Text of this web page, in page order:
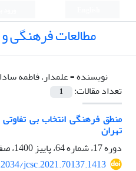
مطالعات فرهنگی
نویسنده =علمدار، فاطمه
تعداد مقالات:
1
منطق فرهنگی انتخاب بی
تهران
دوره 17، شماره 64، پاییز 1400، صفحه
jcsc.2021.70137.1413